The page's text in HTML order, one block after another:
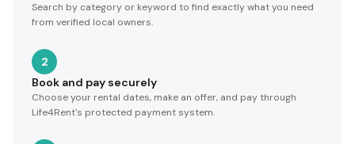
Search by category or keyword to find exactly what you need
from verified local owners.
2
Book and pay securely
Choose your rental dates, make an offer, and pay through
Life4Rent's protected payment system.